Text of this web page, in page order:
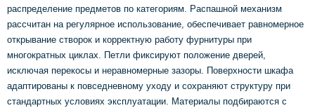
распределение предметов по категориям. Распашной механизм
рассчитан на регулярное использование, обеспечивает равномерное
открывание створок и корректную работу фурнитуры при
многократных циклах. Петли фиксируют положение дверей,
исключая перекосы и неравномерные зазоры. Поверхности шкафа
адаптированы к повседневному уходу и сохраняют структуру при
стандартных условиях эксплуатации. Материалы подбираются с